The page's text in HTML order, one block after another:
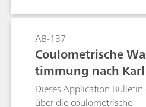
Benzin, Kerosin usw.). Die
alkoholischer
Verwendung der Ag-Titrode
AB-137
Coulometrische
timmung nach
Dieses Application
über die coulometrische